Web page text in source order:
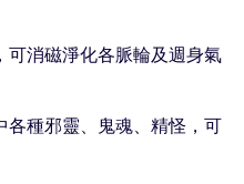
可消磁淨化各脈輪及週身氣
各種邪靈、鬼魂、精怪，可